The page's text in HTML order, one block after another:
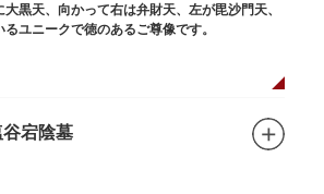
黒天、向かって右は弁財天、左が毘沙門天、
ユニークで徳のあるご尊像です。
谷宕陰墓